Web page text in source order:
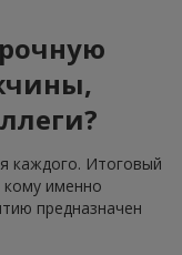
каждого. Итоговый
именно
предназначен